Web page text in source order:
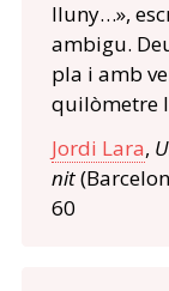
lluny…»,
ambigu.
pla i amb
quilòmetre
Jordi Lara,
nit
60